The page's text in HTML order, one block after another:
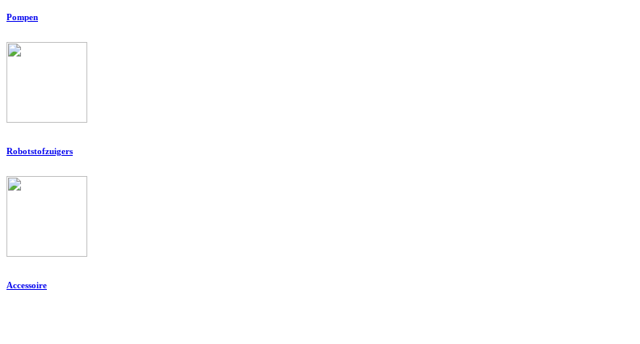
Pompen
Robotstofzuigers
Accessoire